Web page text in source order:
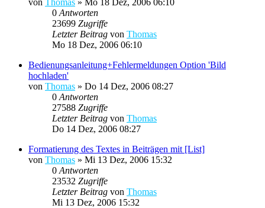
0 Antworten
23699 Zugriffe
Letzter Beitrag von Thomas
Mo 18 Dez, 2006 06:10
Bedienungsanleitung+Fehlermeldungen Option 'Bild
hochladen'
von Thomas » Do 14 Dez, 2006 08:27
0 Antworten
27588 Zugriffe
Letzter Beitrag von Thomas
Do 14 Dez, 2006 08:27
Formatierung des Textes in Beiträgen mit [List]
von Thomas » Mi 13 Dez, 2006 15:32
0 Antworten
23532 Zugriffe
Letzter Beitrag von Thomas
Mi 13 Dez, 2006 15:32